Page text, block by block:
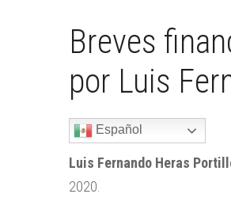
Breves
por Luis
Español
Luis Fernando Heras
2020.